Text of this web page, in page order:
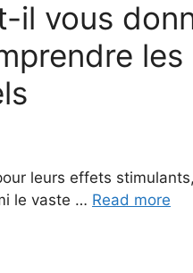
il vous
leurs effets
le vaste … Read more